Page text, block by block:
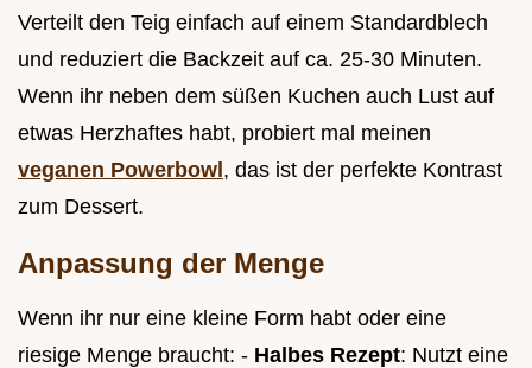
Verteilt den Teig einfach auf einem Standardblech
und reduziert die Backzeit auf ca. 25-30 Minuten.
Wenn ihr neben dem süßen Kuchen auch Lust auf
etwas Herzhaftes habt, probiert mal meinen
veganen Powerbowl, das ist der perfekte Kontrast
zum Dessert.
Anpassung der Menge
Wenn ihr nur eine kleine Form habt oder eine
riesige Menge braucht: - Halbes Rezept: Nutzt eine